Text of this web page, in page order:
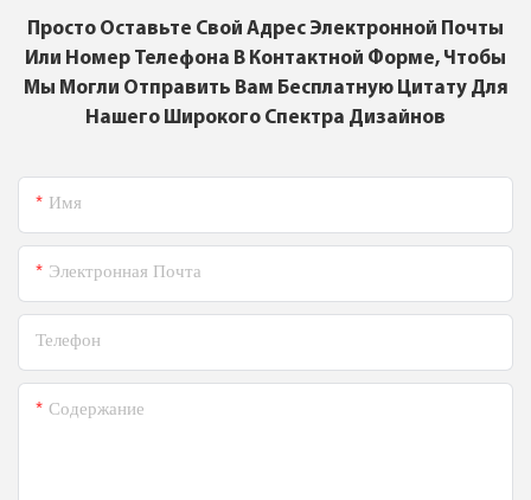
Просто Оставьте Свой Адрес Электронной Почты
Или Номер Телефона В Контактной Форме, Чтобы
Мы Могли Отправить Вам Бесплатную Цитату Для
Нашего Широкого Спектра Дизайнов
Имя
Электронная Почта
Телефон
Содержание